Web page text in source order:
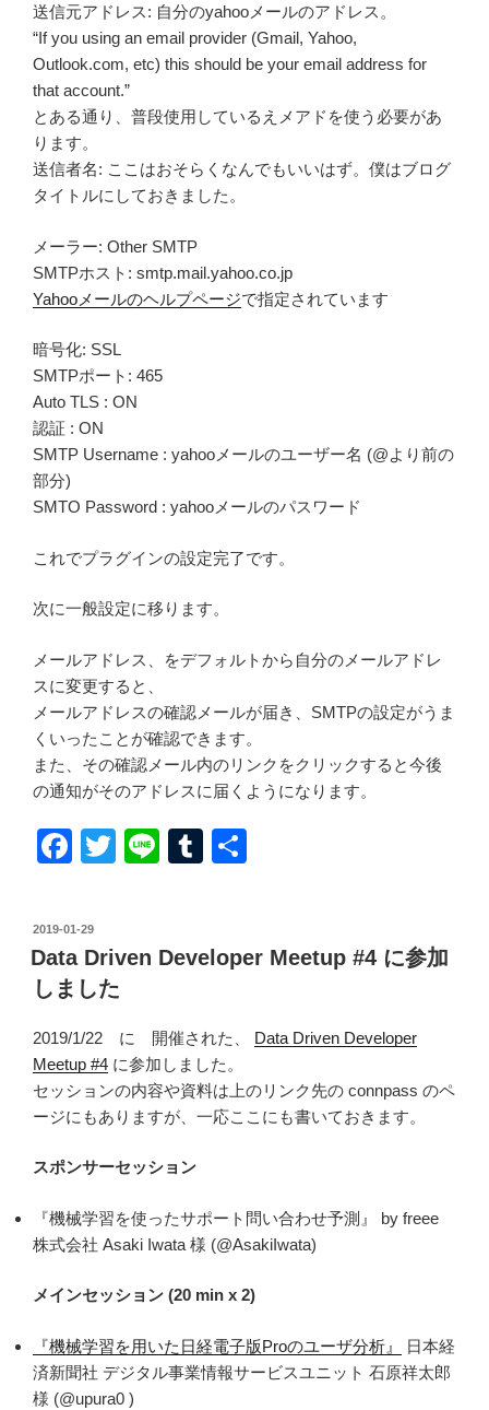
送信元アドレス: 自分のyahooメールのアドレス。
If you using an email provider (Gmail, Yahoo,
Outlook.com, etc) this should be your email address for
that account.
とある通り、普段使用しているえメアドを使う必要があ
ります。
送信者名: ここはおそらくなんでもいいはず。僕はブログ
タイトルにしておきました。
メーラー: Other SMTP
SMTPホスト: smtp.mail.yahoo.co.jp
Yahooメールのヘルプページで指定されています
暗号化: SSL
SMTPポート: 465
Auto TLS : ON
認証 : ON
SMTP Username : yahooメールのユーザー名 (@より前の
部分)
SMTO Password : yahooメールのパスワード
これでプラグインの設定完了です。
次に一般設定に移ります。
メールアドレス、をデフォルトから自分のメールアドレ
スに変更すると、
メールアドレスの確認メールが届き、SMTPの設定がうま
くいったことが確認できます。
また、その確認メール内のリンクをクリックすると今後
の通知がそのアドレスに届くようになります。
F
c
e
b
o
k
T
er
Li
T
bl
投
稿
日:
2019-01-29
Data Driven Developer Meetup #4 に参加
しました
2019/1/22 に 開催された、 Data Driven Developer
Meetup #4 に参加しました。
セッションの内容や資料は上のリンク先の connpass のペ
ージにもありますが、一応ここにも書いておきます。
スポンサーセッション
『機械学習を使ったサポート問い合わせ予測』 by freee
株式会社 Asaki Iwata 様 (@AsakiIwata)
メインセッション (20 min x 2)
『機械学習を⽤いた⽇経電⼦版Proのユーザ分析』
日本経
済新聞社 デジタル事業情報サービスユニット 石原祥太郎
様 (@upura0 )